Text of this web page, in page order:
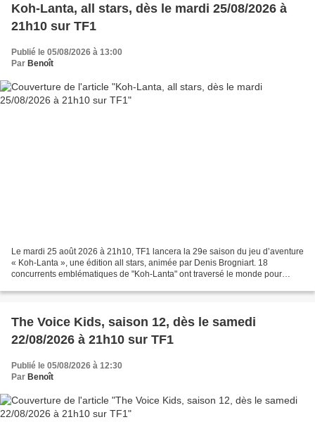
Koh-Lanta, all stars, dès le mardi 25/08/2026 à
21h10 sur TF1
Publié le 05/08/2026 à 13:00
Par Benoît
Le mardi 25 août 2026 à 21h10, TF1 lancera la 29e saison du jeu d’aventure
« Koh-Lanta », une édition all stars, animée par Denis Brogniart. 18
concurrents emblématiques de "Koh-Lanta" ont traversé le monde pour
The Voice Kids, saison 12, dès le samedi
22/08/2026 à 21h10 sur TF1
Publié le 05/08/2026 à 12:30
Par Benoît